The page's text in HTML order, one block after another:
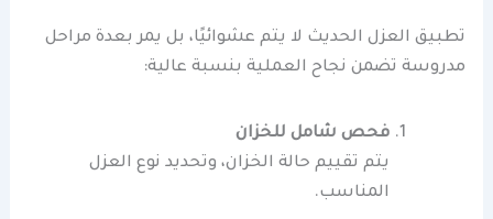
تطبيق العزل الحديث لا يتم عشوائيًا، بل يمر بعدة مراحل
مدروسة تضمن نجاح العملية بنسبة عالية:
فحص شامل للخزان
يتم تقييم حالة الخزان، وتحديد نوع العزل
المناسب.